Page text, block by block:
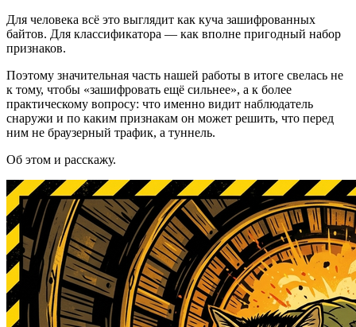
Для человека всё это выглядит как куча зашифрованных
байтов. Для классификатора — как вполне пригодный набор
признаков.
Поэтому значительная часть нашей работы в итоге свелась не
к тому, чтобы «зашифровать ещё сильнее», а к более
практическому вопросу: что именно видит наблюдатель
снаружи и по каким признакам он может решить, что перед
ним не браузерный трафик, а туннель.
Об этом и расскажу.